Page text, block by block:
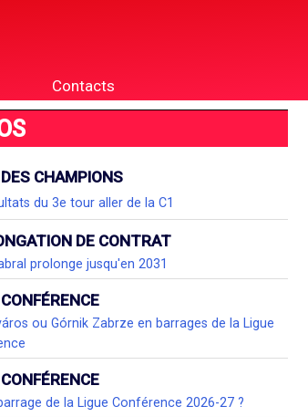
Contacts
CHAMPIONS
du 3e tour aller de la C1
DE CONTRAT
prolonge jusqu'en 2031
ou Górnik Zabrze en barrages de la Ligue
de la Ligue Conférence 2026-27 ?